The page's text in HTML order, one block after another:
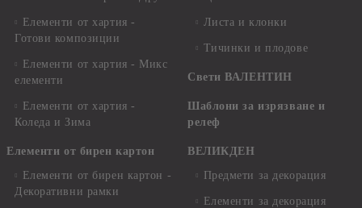
Елементи от хартия -
Готови композиции
Елементи от хартия - Микс
елементи
Елементи от хартия -
Коледа и Зима
Елементи от бирен картон
Елементи от бирен картон -
Декоративни рамки
Листа и клонки
Тичинки и плодове
Свети ВАЛЕНТИН
Шаблони за изрязване и
релеф
ВЕЛИКДЕН
Предмети за декорация
Елементи за декорация